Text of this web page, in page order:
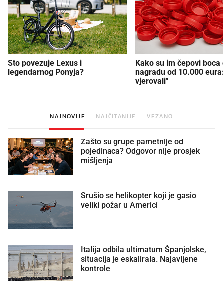
Što povezuje Lexus i
legendarnog Ponyja?
Kako su im čepovi boca
nagradu od 10.000
vjerovali"
NAJNOVIJE NAJČITANIJE VEZANO
Zašto su grupe pametnije od
pojedinaca? Odgovor nije prosjek
mišljenja
Srušio se helikopter koji je gasio
veliki požar u Americi
Italija odbila ultimatum Španjolske,
situacija je eskalirala. Najavljene
kontrole